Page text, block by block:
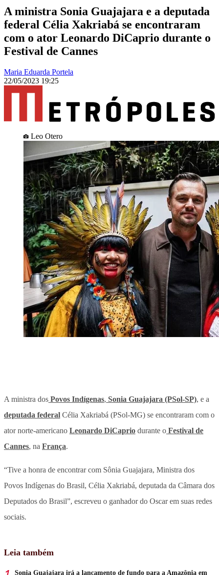
A ministra Sonia Guajajara e a deputada
federal Célia Xakriabá se encontraram
com o ator Leonardo DiCaprio durante o
Festival de Cannes
Maria Eduarda Portela
22/05/2023 19:25
Leo Otero
A ministra dos Povos Indígenas, Sonia Guajajara (PSol-SP), e a
deputada federal Célia Xakriabá (PSol-MG) se encontraram com o
ator norte-americano Leonardo DiCaprio durante o Festival de
Cannes, na França.
“Tive a honra de encontrar com Sônia Guajajara, Ministra dos
Povos Indígenas do Brasil, Célia Xakriabá, deputada da Câmara dos
Deputados do Brasil”, escreveu o ganhador do Oscar em suas redes
sociais.
Leia também
Sonia Guajajara irá a lançamento de fundo para a Amazônia em